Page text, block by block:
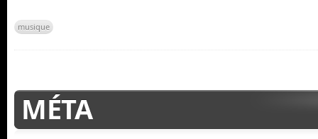
musique
MÉTA